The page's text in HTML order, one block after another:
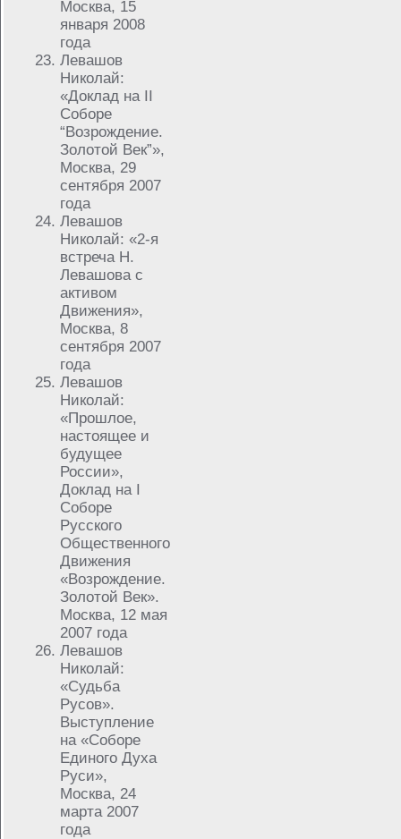
Москва, 15
января 2008
года
Левашов
Николай:
«Доклад на II
Соборе
“Возрождение.
Золотой Век”»,
Москва, 29
сентября 2007
года
Левашов
Николай: «2-я
встреча Н.
Левашова с
активом
Движения»,
Москва, 8
сентября 2007
года
Левашов
Николай:
«Прошлое,
настоящее и
будущее
России»,
Доклад на I
Соборе
Русского
Общественного
Движения
«Возрождение.
Золотой Век».
Москва, 12 мая
2007 года
Левашов
Николай:
«Судьба
Русов».
Выступление
на «Соборе
Единого Духа
Руси»,
Москва, 24
марта 2007
года